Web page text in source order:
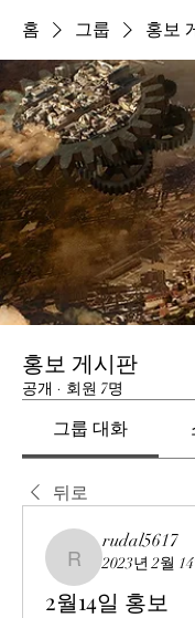
홈 그룹 홍보
홍보 게시판
공개 · 회원 7명
그룹 대화
뒤로
rudal5617
rudal5617
2023년 2월
2월14일 홍보